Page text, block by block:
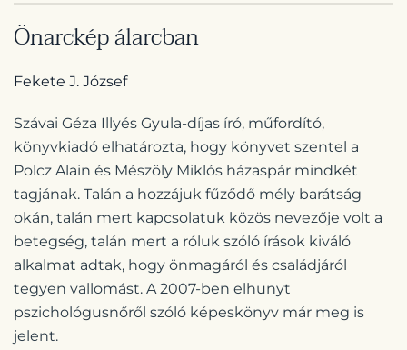
Önarckép álarcban
Fekete J. József
Szávai Géza Illyés Gyula-díjas író, műfordító,
könyvkiadó elhatározta, hogy könyvet szentel a
Polcz Alain és Mészöly Miklós házaspár mindkét
tagjának. Talán a hozzájuk fűződő mély barátság
okán, talán mert kapcsolatuk közös nevezője volt a
betegség, talán mert a róluk szóló írások kiváló
alkalmat adtak, hogy önmagáról és családjáról
tegyen vallomást. A 2007-ben elhunyt
pszichológusnőről szóló képeskönyv már meg is
jelent.